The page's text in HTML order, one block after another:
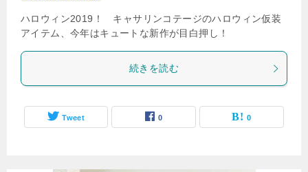
ハロウィン2019！ キャサリンコテージのハロウィン仮装
アイテム、今年はキュートな新作が目白押し！
続きを読む
Tweet 0 0